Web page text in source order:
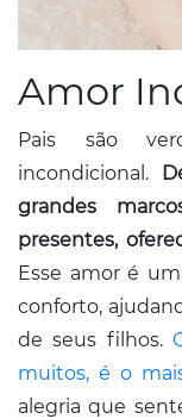
Amor
Pais são
incondicional.
grandes
presentes,
Esse amor é
conforto,
de seus filhos.
muitos, é o
alegria que